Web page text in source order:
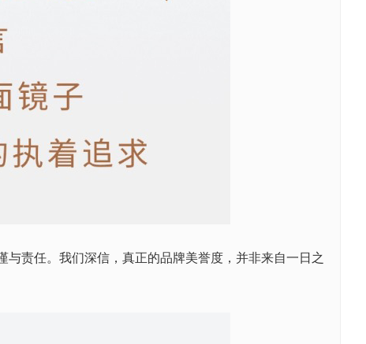
责任。我们深信，真正的品牌美誉度，并非来自一日之